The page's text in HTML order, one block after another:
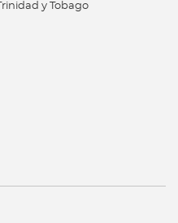
Trinidad y Tobago